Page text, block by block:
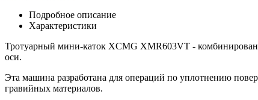
Подробное описание
Характеристики
Тротуарный мини-каток XCMG XMR603VT -
оси.
Эта машина разработана для операций по уплотнению
гравийных материалов.